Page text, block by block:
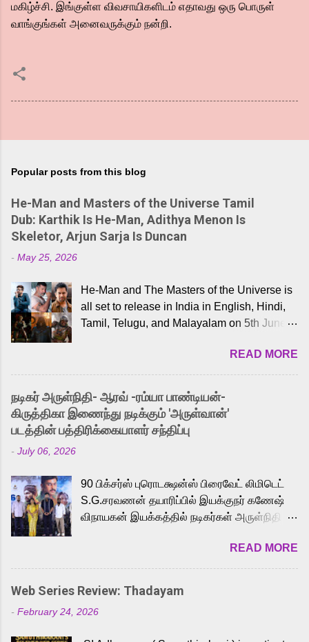
மகிழ்ச்சி. இங்குள்ள விவசாயிகளிடம் எதாவது ஒரு பொருள்
வாங்குங்கள் அனைவருக்கும் நன்றி.
Popular posts from this blog
He-Man and Masters of the Universe Tamil
Dub: Karthik Is He-Man, Adithya Menon Is
Skeletor, Arjun Sarja Is Duncan
- May 25, 2026
He-Man and The Masters of the Universe is
all set to release in India in English, Hindi,
Tamil, Telugu, and Malayalam on 5th June,
received a lot of love from cult He-Man fans
and offered audiences an exciting glimpse
into the world of Eternia, the recently
released Tamil trailer has also generated
strong excitement among Tamil audiences.
Adding to the growing buzz is the film’s
to the iconic superhero He-Man. Known for
memorable songs like “Behene De” from
Raavan, “Oru Maalai” from Ghajini, and
loved for his versatile voice and strong
command over multiple languages, making
him a strong fit for the legendary character.
cinema, voices the menacing Skeletor
READ MORE
நடிகர் அருள்நிதி- ஆரவ் -ரம்யா பாண்டியன்-
கிருத்திகா இணைந்து நடிக்கும் 'அருள்வான்'
படத்தின் பத்திரிக்கையாளர் சந்திப்பு
- July 06, 2026
90 பிக்சர்ஸ் புரொடக்ஷன்ஸ் பிரைவேட் லிமிடெட்
S.G.சரவணன் தயாரிப்பில் இயக்குநர் கணேஷ்
விநாயகன் இயக்கத்தில் நடிகர்கள் அருள்நிதி -
முக்கிய வேடத்தில் இணைந்து நடித்திருக்கும்
'அருள்வான்' திரைப்படத்தினை
பத்திரிக்கையாளர் சந்திப்பு சென்னையில்
நடைபெற்றது. இயக்குநர் கணேஷ் விநாயகன்
இயக்கத்தில் உருவாகியுள்ள 'அருள்வான்'
READ MORE
Web Series Review: Thadayam
- February 24, 2026